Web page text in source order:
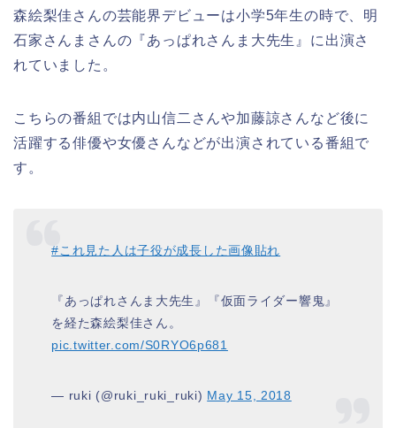
森絵梨佳さんの芸能界デビューは小学5年生の時で、明
石家さんまさんの『あっぱれさんま大先生』に出演さ
れていました。
こちらの番組では内山信二さんや加藤諒さんなど後に
活躍する俳優や女優さんなどが出演されている番組で
す。
#これ見た人は子役が成長した画像貼れ
『あっぱれさんま大先生』『仮面ライダー響鬼』
を経た森絵梨佳さん。
pic.twitter.com/S0RYO6p681
— ruki (@ruki_ruki_ruki) May 15, 2018